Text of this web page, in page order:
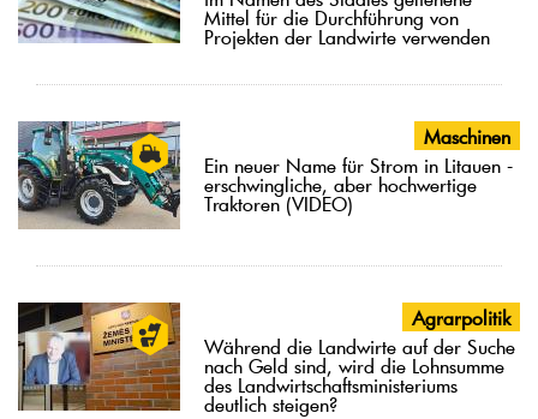
Mittel für die Durchführung von
Projekten der Landwirte verwenden
Maschinen
Ein neuer Name für Strom in Litauen -
erschwingliche, aber hochwertige
Traktoren (VIDEO)
Agrarpolitik
Während die Landwirte auf der Suche
nach Geld sind, wird die Lohnsumme
des Landwirtschaftsministeriums
deutlich steigen?